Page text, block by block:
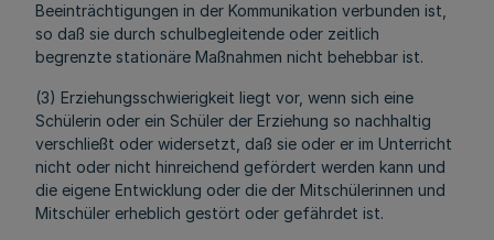
Beeinträchtigungen in der Kommunikation verbunden ist,
so daß sie durch schulbegleitende oder zeitlich
begrenzte stationäre Maßnahmen nicht behebbar ist.
(3) Erziehungsschwierigkeit liegt vor, wenn sich eine
Schülerin oder ein Schüler der Erziehung so nachhaltig
verschließt oder widersetzt, daß sie oder er im Unterricht
nicht oder nicht hinreichend gefördert werden kann und
die eigene Entwicklung oder die der Mitschülerinnen und
Mitschüler erheblich gestört oder gefährdet ist.